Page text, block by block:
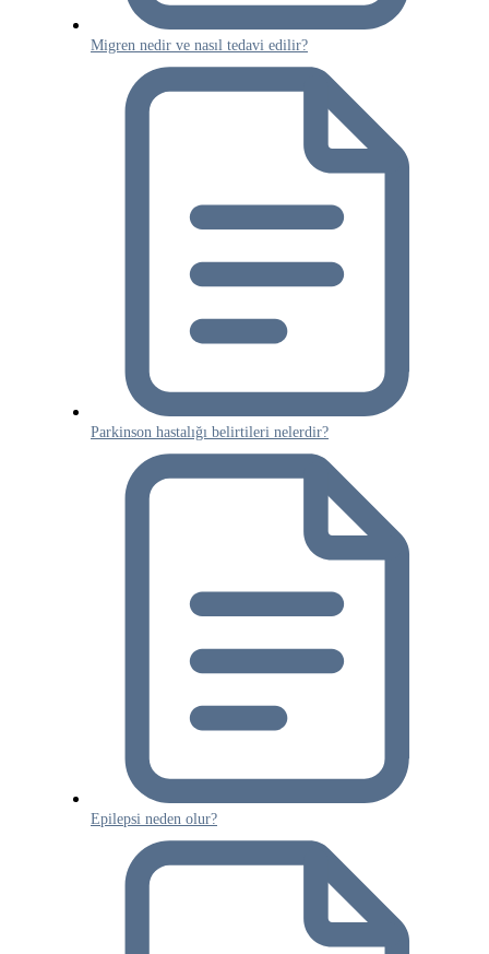
Migren nedir ve nasıl tedavi edilir?
Parkinson hastalığı belirtileri nelerdir?
Epilepsi neden olur?